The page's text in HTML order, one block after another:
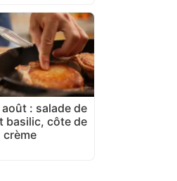
: salade de
basilic, côte de
crème